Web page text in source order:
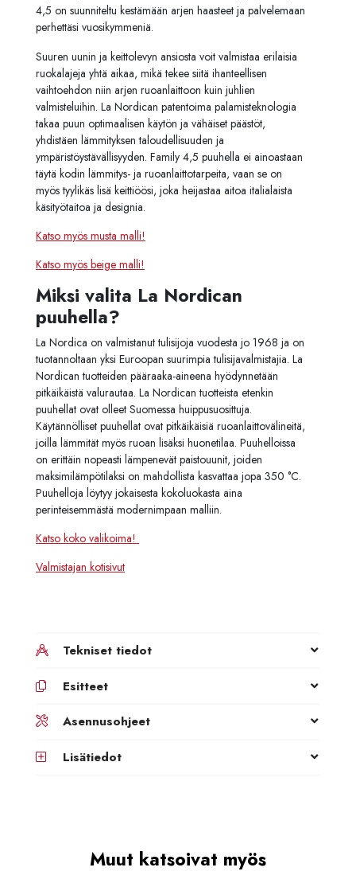
4,5 on suunniteltu kestämään arjen haasteet ja palvelemaan
perhettäsi vuosikymmeniä.
Suuren uunin ja keittolevyn ansiosta voit valmistaa erilaisia
ruokalajeja yhtä aikaa, mikä tekee siitä ihanteellisen
vaihtoehdon niin arjen ruoanlaittoon kuin juhlien
valmisteluihin. La Nordican patentoima palamisteknologia
takaa puun optimaalisen käytön ja vähäiset päästöt,
yhdistäen lämmityksen taloudellisuuden ja
ympäristöystävällisyyden. Family 4,5 puuhella ei ainoastaan
täytä kodin lämmitys- ja ruoanlaittotarpeita, vaan se on
myös tyylikäs lisä keittiöösi, joka heijastaa aitoa italialaista
käsityötaitoa ja designia.
Katso myös musta malli!
Katso myös beige malli!
Miksi valita La Nordican
puuhella?
La Nordica on valmistanut tulisijoja vuodesta jo 1968 ja on
tuotannoltaan yksi Euroopan suurimpia tulisijavalmistajia. La
Nordican tuotteiden pääraaka-aineena hyödynnetään
pitkäikäistä valurautaa. La Nordican tuotteista etenkin
puuhellat ovat olleet Suomessa huippusuosittuja.
Käytännölliset puuhellat ovat pitkäikäisiä ruoanlaittovälineitä,
joilla lämmität myös ruoan lisäksi huonetilaa. Puuhelloissa
on erittäin nopeasti lämpenevät paistouunit, joiden
maksimilämpötilaksi on mahdollista kasvattaa jopa 350 °C.
Puuhelloja löytyy jokaisesta kokoluokasta aina
perinteisemmästä modernimpaan malliin.
Katso koko valikoima!
Valmistajan kotisivut
Tekniset tiedot
Esitteet
Asennusohjeet
Lisätiedot
Muut katsoivat myös